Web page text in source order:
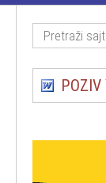
POZIV